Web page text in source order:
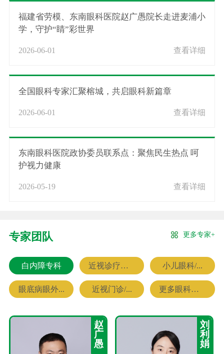
福建省劳模、东南眼科医院赵广愚院长走进麦浦小
学，守护“睛”彩世界
2026-06-01 查看详细
全国眼科专家汇聚榕城，共启眼科新篇章
2026-06-01 查看详细
东南眼科医院政协委员联系点：聚焦民生热点 呵
护视力健康
2026-05-19 查看详细
专家团队 更多专家+
白内障专科 近视诊疗专科 小儿眼科/...
眼底病眼外... 近视门诊/... 更多眼科专家
赵
广
愚
刘
利
娟